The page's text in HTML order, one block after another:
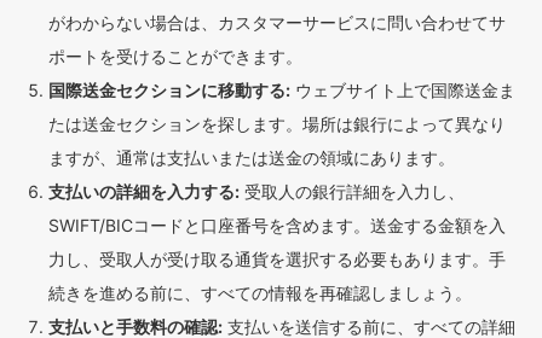
がわからない場合は、カスタマーサービスに問い合わせてサ
ポートを受けることができます。
国際送金セクションに移動する: ウェブサイト上で国際送金ま
たは送金セクションを探します。場所は銀行によって異なり
ますが、通常は支払いまたは送金の領域にあります。
支払いの詳細を入力する: 受取人の銀行詳細を入力し、
SWIFT/BICコードと口座番号を含めます。送金する金額を入
力し、受取人が受け取る通貨を選択する必要もあります。手
続きを進める前に、すべての情報を再確認しましょう。
支払いと手数料の確認: 支払いを送信する前に、すべての詳細